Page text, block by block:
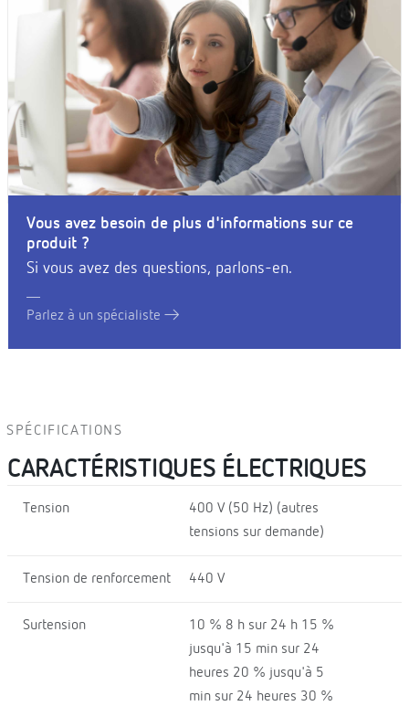
Vous avez besoin de plus d'informations sur ce
produit ?
Si vous avez des questions, parlons-en.
Parlez à un spécialiste
SPÉCIFICATIONS
CARACTÉRISTIQUES ÉLECTRIQUES
Tension
400 V (50 Hz) (autres
tensions sur demande)
Tension de renforcement 440 V
Surtension
10 % 8 h sur 24 h 15 %
jusqu'à 15 min sur 24
heures 20 % jusqu'à 5
min sur 24 heures 30 %